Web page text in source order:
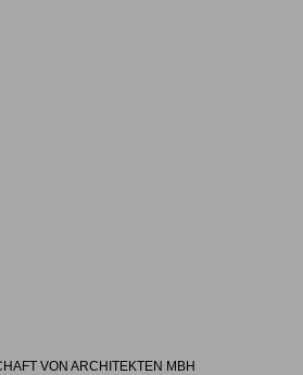
VON ARCHITEKTEN MBH